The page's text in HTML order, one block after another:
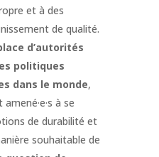
et à des
de qualité.
d’autorités
politiques
dans le monde,
à se
de durabilité et
souhaitable de